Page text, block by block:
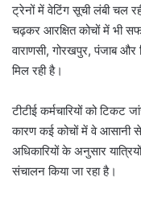
ट्रेनों में वेटिंग सूची लंबी चल
चढ़कर आरक्षित कोचों में भी
वाराणसी, गोरखपुर, पंजाब
मिल रही है।
टीटीई कर्मचारियों को टिकट
कारण कई कोचों में वे
अधिकारियों के अनुसार
संचालन किया जा रहा है।